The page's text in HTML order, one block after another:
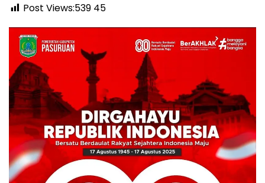
Post Views:539 45